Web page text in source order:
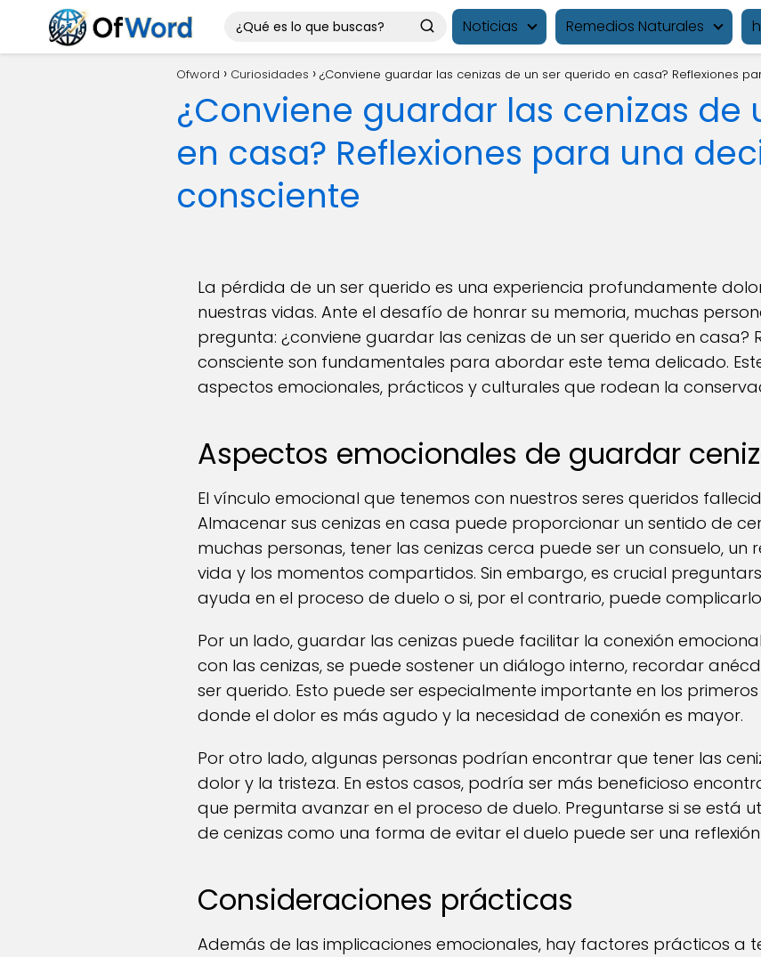
Noticias Remedios Naturales
Ofword Curiosidades ¿Conviene guardar las cenizas de un ser querido en casa? Reflexiones
¿Conviene guardar las cenizas de
en casa? Reflexiones para una
consciente
La pérdida de un ser querido es una experiencia profundamente
nuestras vidas. Ante el desafío de honrar su memoria, muchas
pregunta: ¿conviene guardar las cenizas de un ser querido en casa?
consciente son fundamentales para abordar este tema delicado.
aspectos emocionales, prácticos y culturales que rodean la
Aspectos emocionales de guardar
El vínculo emocional que tenemos con nuestros seres queridos
Almacenar sus cenizas en casa puede proporcionar un sentido de
muchas personas, tener las cenizas cerca puede ser un consuelo,
vida y los momentos compartidos. Sin embargo, es crucial
ayuda en el proceso de duelo o si, por el contrario, puede
Por un lado, guardar las cenizas puede facilitar la conexión
con las cenizas, se puede sostener un diálogo interno, recordar
ser querido. Esto puede ser especialmente importante en los
donde el dolor es más agudo y la necesidad de conexión es mayor.
Por otro lado, algunas personas podrían encontrar que tener las
dolor y la tristeza. En estos casos, podría ser más beneficioso
que permita avanzar en el proceso de duelo. Preguntarse si se está
de cenizas como una forma de evitar el duelo puede ser una
Consideraciones prácticas
Además de las implicaciones emocionales, hay factores prácticos a